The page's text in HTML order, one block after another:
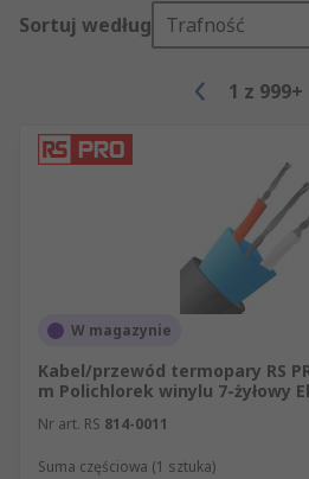
Sortuj według Trafność
1 z 999+
W magazynie
Kabel/przewód termopary RS
m Polichlorek winylu 7-żyłowy
Nr art. RS 814-0011
Suma częściowa (1 sztuka)